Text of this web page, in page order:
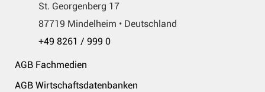
St. Georgenberg 17
87719 Mindelheim • Deutschland
+49 8261 / 999 0
AGB Fachmedien
AGB Wirtschaftsdatenbanken